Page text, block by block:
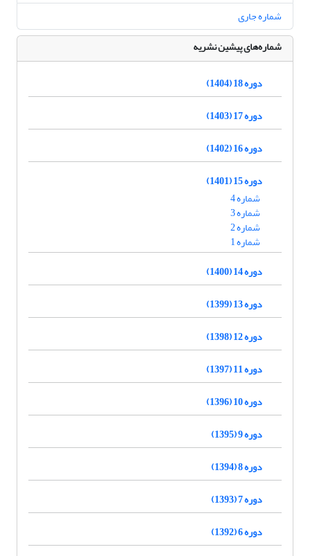
شماره جاری
شماره‌های پیشین نشریه
دوره 18 (1404)
دوره 17 (1403)
دوره 16 (1402)
دوره 15 (1401)
شماره 4
شماره 3
شماره 2
شماره 1
دوره 14 (1400)
دوره 13 (1399)
دوره 12 (1398)
دوره 11 (1397)
دوره 10 (1396)
دوره 9 (1395)
دوره 8 (1394)
دوره 7 (1393)
دوره 6 (1392)